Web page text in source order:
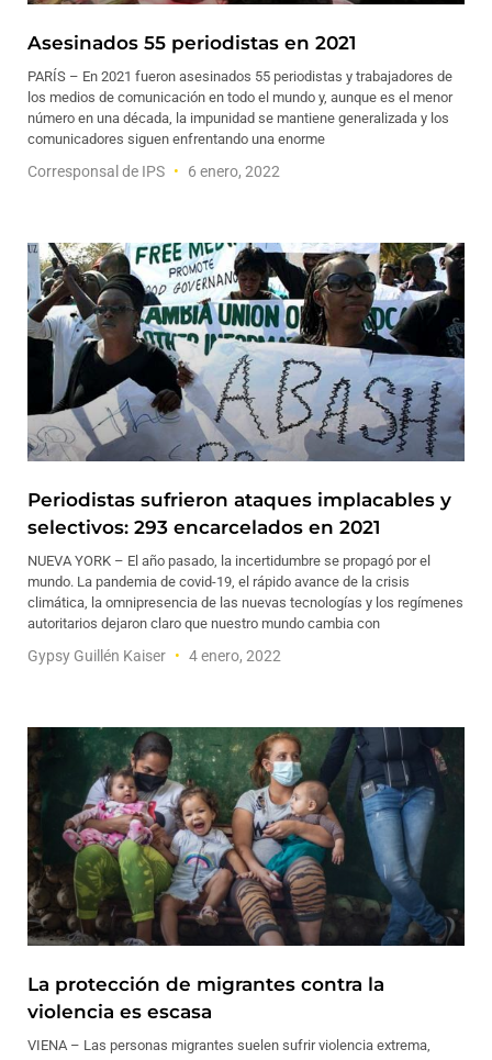
Asesinados 55 periodistas en 2021
PARÍS – En 2021 fueron asesinados 55 periodistas y trabajadores de
los medios de comunicación en todo el mundo y, aunque es el menor
número en una década, la impunidad se mantiene generalizada y los
comunicadores siguen enfrentando una enorme
Corresponsal de IPS 6 enero, 2022
Periodistas sufrieron ataques implacables y
selectivos: 293 encarcelados en 2021
NUEVA YORK – El año pasado, la incertidumbre se propagó por el
mundo. La pandemia de covid-19, el rápido avance de la crisis
climática, la omnipresencia de las nuevas tecnologías y los regímenes
autoritarios dejaron claro que nuestro mundo cambia con
Gypsy Guillén Kaiser 4 enero, 2022
La protección de migrantes contra la
violencia es escasa
VIENA – Las personas migrantes suelen sufrir violencia extrema,